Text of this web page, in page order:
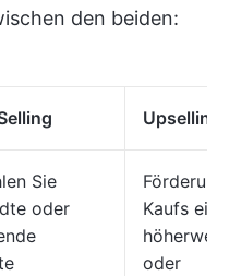
den beiden:
Upselling
Sie
oder
Kaufs
oder